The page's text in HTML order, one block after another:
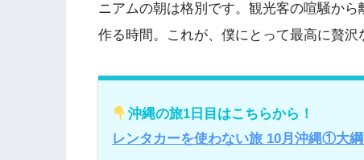
ニアムの朝は格別です。観光客の喧騒か
作る時間。これが、僕にとって最高に贅沢
沖縄の旅1日目はこちらから！
レンタカーを使わない旅 10月沖縄①大